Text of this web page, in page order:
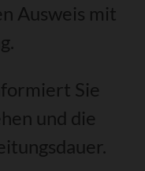
Ausweis mit
Sie
und die